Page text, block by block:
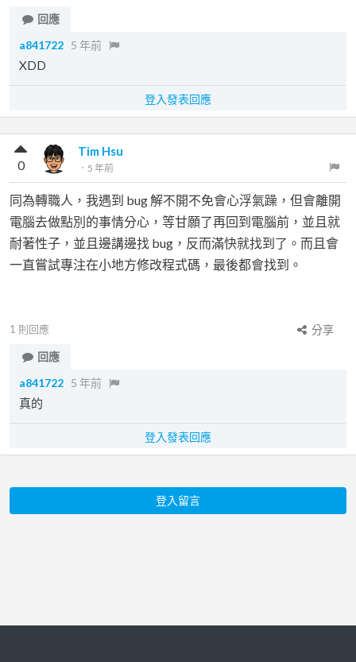
回應
a841722 5 年前
XDD
登入發表回應
Tim Hsu
． 5 年前
0
同為轉職人，我遇到 bug 解不開不免會心浮氣躁，但會離開
電腦去做點別的事情分心，等甘願了再回到電腦前，並且就
耐著性子，並且邊講邊找 bug，反而滿快就找到了。而且會
一直嘗試專注在小地方修改程式碼，最後都會找到。
1 則回應
分享
回應
a841722 5 年前
真的
登入發表回應
登入留言